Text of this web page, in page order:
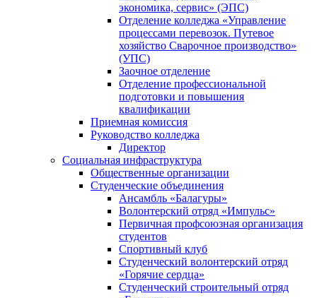
экономика, сервис» (ЭПС)
Отделение колледжа «Управление
процессами перевозок. Путевое
хозяйство Сварочное производство»
(УПС)
Заочное отделение
Отделение профессиональной
подготовки и повышения
квалификации
Приемная комиссия
Руководство колледжа
Директор
Социальная инфраструктура
Общественные организации
Студенческие объединения
Ансамбль «Балагуры»
Волонтерский отряд «Импульс»
Первичная профсоюзная организация
студентов
Спортивный клуб
Студенческий волонтерский отряд
«Горячие сердца»
Студенческий строительный отряд